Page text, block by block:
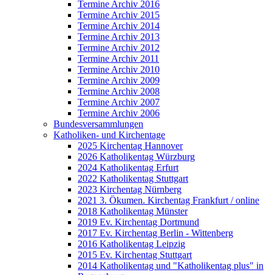
Termine Archiv 2016
Termine Archiv 2015
Termine Archiv 2014
Termine Archiv 2013
Termine Archiv 2012
Termine Archiv 2011
Termine Archiv 2010
Termine Archiv 2009
Termine Archiv 2008
Termine Archiv 2007
Termine Archiv 2006
Bundesversammlungen
Katholiken- und Kirchentage
2025 Kirchentag Hannover
2026 Katholikentag Würzburg
2024 Katholikentag Erfurt
2022 Katholikentag Stuttgart
2023 Kirchentag Nürnberg
2021 3. Ökumen. Kirchentag Frankfurt / online
2018 Katholikentag Münster
2019 Ev. Kirchentag Dortmund
2017 Ev. Kirchentag Berlin - Wittenberg
2016 Katholikentag Leipzig
2015 Ev. Kirchentag Stuttgart
2014 Katholikentag und "Katholikentag plus" in